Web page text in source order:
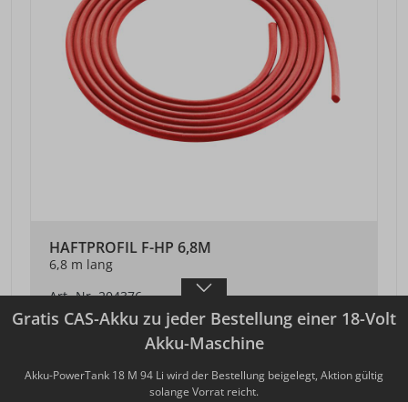
Gratis CAS-Akku zu jeder Bestellung einer 18-Volt
Akku-Maschine
Akku-PowerTank 18 M 94 Li wird der Bestellung beigelegt, Aktion gültig
solange Vorrat reicht.
HAFTPROFIL F-HP 6,8M
6,8 m lang
Art.-Nr. 204376
26,50 €*
Preise exkl. MwSt. zzgl. Versandkosten
DETAILANSICHT